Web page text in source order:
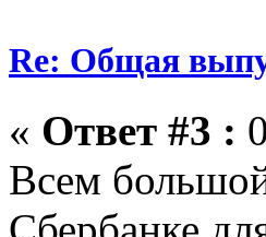
Re: Общая
« Ответ #3 :
Всем